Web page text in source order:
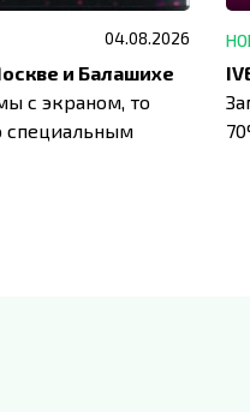
04.08.2026
и Балашихе
с экраном, то
специальным